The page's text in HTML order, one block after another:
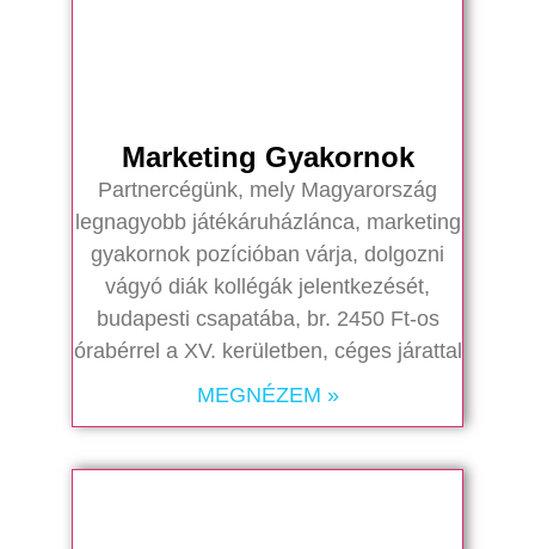
Marketing Gyakornok
Partnercégünk, mely Magyarország
legnagyobb játékáruházlánca, marketing
gyakornok pozícióban várja, dolgozni
vágyó diák kollégák jelentkezését,
budapesti csapatába, br. 2450 Ft-os
órabérrel a XV. kerületben, céges járattal
MEGNÉZEM »